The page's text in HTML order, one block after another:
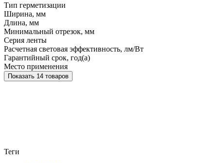
Тип герметизации
Ширина, мм
Длина, мм
Минимальный отрезок, мм
Серия ленты
Расчетная световая эффективность, лм/Вт
Гарантийный срок, год(а)
Место применения
Показать 14 товаров
Теги